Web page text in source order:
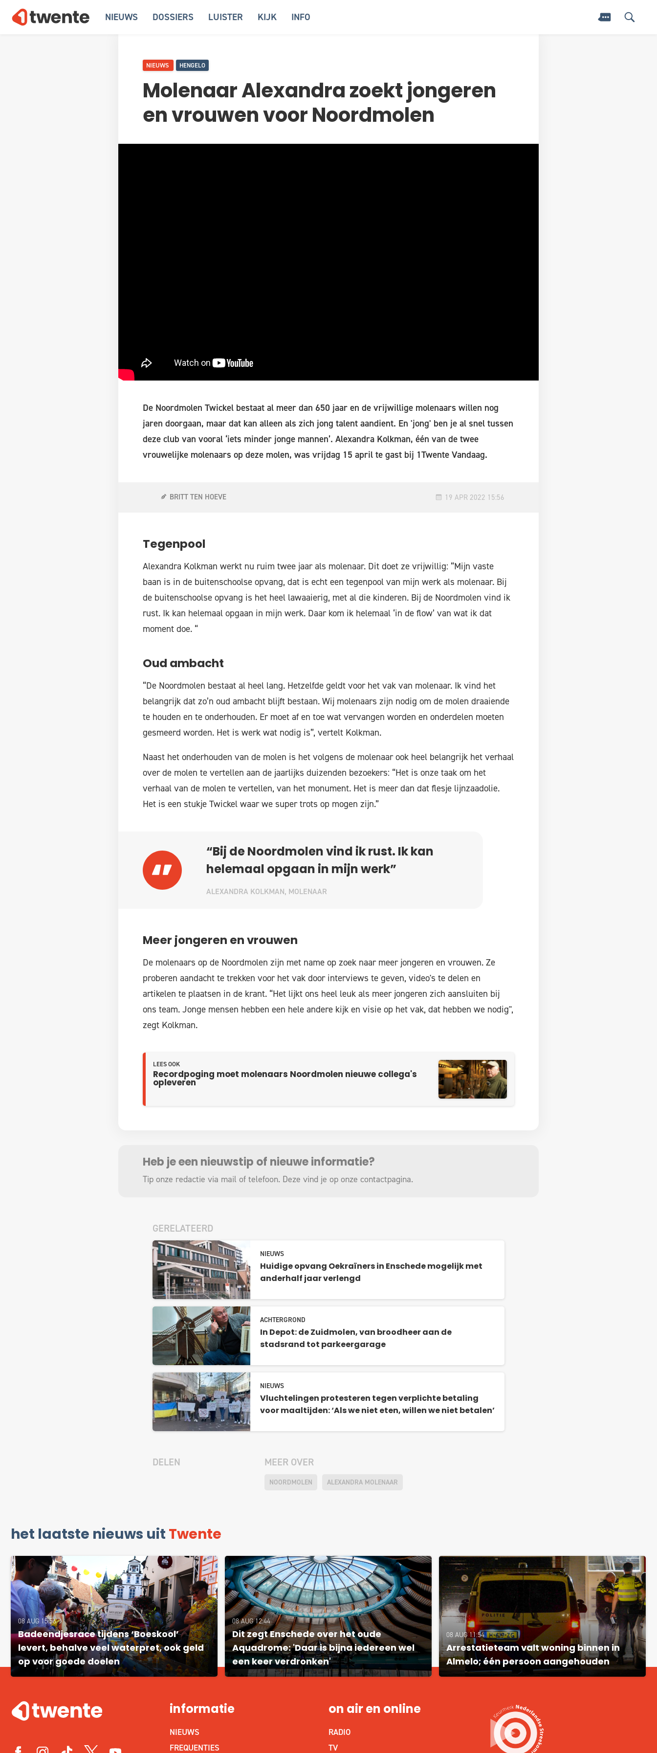
NIEUWS DOSSIERS LUISTER KIJK INFO
NIEUWS HENGELO
Molenaar Alexandra zoekt jongeren
en vrouwen voor Noordmolen
De Noordmolen Twickel bestaat al meer dan 650 jaar en de vrijwillige molenaars willen nog
jaren doorgaan, maar dat kan alleen als zich jong talent aandient. En 'jong' ben je al snel tussen
deze club van vooral ‘iets minder jonge mannen’. Alexandra Kolkman, één van de twee
vrouwelijke molenaars op deze molen, was vrijdag 15 april te gast bij 1Twente Vandaag.
BRITT TEN HOEVE 19 APR 2022 15:56
Tegenpool
Alexandra Kolkman werkt nu ruim twee jaar als molenaar. Dit doet ze vrijwillig: “Mijn vaste
baan is in de buitenschoolse opvang, dat is echt een tegenpool van mijn werk als molenaar. Bij
de buitenschoolse opvang is het heel lawaaierig, met al die kinderen. Bij de Noordmolen vind ik
rust. Ik kan helemaal opgaan in mijn werk. Daar kom ik helemaal ‘in de flow’ van wat ik dat
moment doe. “
Oud ambacht
“De Noordmolen bestaat al heel lang. Hetzelfde geldt voor het vak van molenaar. Ik vind het
belangrijk dat zo’n oud ambacht blijft bestaan. Wij molenaars zijn nodig om de molen draaiende
te houden en te onderhouden. Er moet af en toe wat vervangen worden en onderdelen moeten
gesmeerd worden. Het is werk wat nodig is”, vertelt Kolkman.
Naast het onderhouden van de molen is het volgens de molenaar ook heel belangrijk het verhaal
over de molen te vertellen aan de jaarlijks duizenden bezoekers: “Het is onze taak om het
verhaal van de molen te vertellen, van het monument. Het is meer dan dat flesje lijnzaadolie.
Het is een stukje Twickel waar we super trots op mogen zijn.”
“Bij de Noordmolen vind ik rust. Ik kan
helemaal opgaan in mijn werk”
ALEXANDRA KOLKMAN, MOLENAAR
Meer jongeren en vrouwen
De molenaars op de Noordmolen zijn met name op zoek naar meer jongeren en vrouwen. Ze
proberen aandacht te trekken voor het vak door interviews te geven, video's te delen en
artikelen te plaatsen in de krant. “Het lijkt ons heel leuk als meer jongeren zich aansluiten bij
ons team. Jonge mensen hebben een hele andere kijk en visie op het vak, dat hebben we nodig",
zegt Kolkman.
LEES OOK
Recordpoging moet molenaars Noordmolen nieuwe collega's
opleveren
Heb je een nieuwstip of nieuwe informatie?
Tip onze redactie via mail of telefoon. Deze vind je op onze contactpagina.
GERELATEERD
NIEUWS
Huidige opvang Oekraïners in Enschede mogelijk met
anderhalf jaar verlengd
ACHTERGROND
In Depot: de Zuidmolen, van broodheer aan de
stadsrand tot parkeergarage
NIEUWS
Vluchtelingen protesteren tegen verplichte betaling
voor maaltijden: ‘Als we niet eten, willen we niet betalen’
DELEN MEER OVER
NOORDMOLEN ALEXANDRA MOLENAAR
het laatste nieuws uit Twente
08 AUG 15:56
Badeendjesrace tijdens ‘Boeskool’
levert, behalve veel waterpret, ook geld
op voor goede doelen
08 AUG 12:44
Dit zegt Enschede over het oude
Aquadrome: 'Daar is bijna iedereen wel
een keer verdronken'
08 AUG 11:54
Arrestatieteam valt woning binnen in
Almelo; één persoon aangehouden
informatie
NIEUWS
FREQUENTIES
on air en online
RADIO
TV